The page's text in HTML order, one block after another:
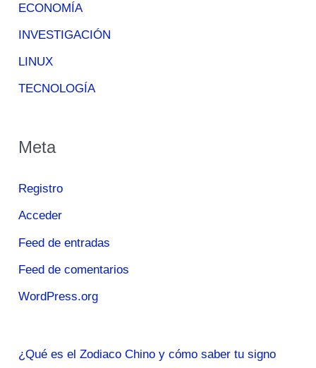
ECONOMÍA
INVESTIGACIÓN
LINUX
TECNOLOGÍA
Meta
Registro
Acceder
Feed de entradas
Feed de comentarios
WordPress.org
¿Qué es el Zodiaco Chino y cómo saber tu signo